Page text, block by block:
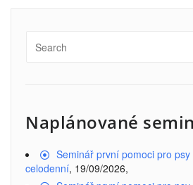
Naplánované
Seminář první pomoci pro psy
celodenní, 19/09/2026,